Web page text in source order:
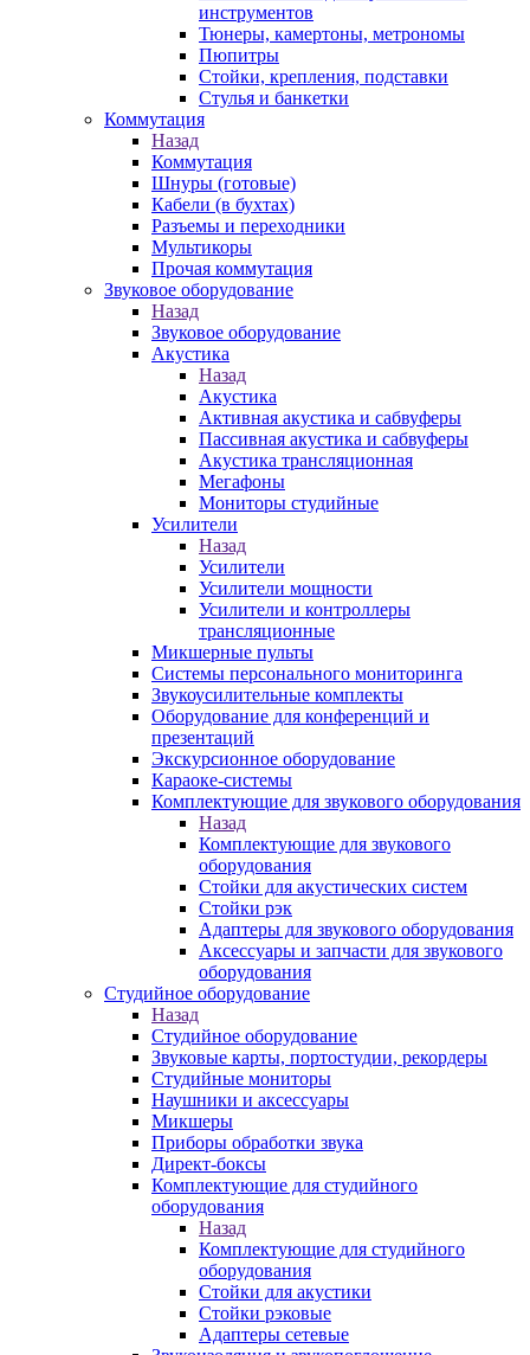
инструментов
Тюнеры, камертоны, метрономы
Пюпитры
Стойки, крепления, подставки
Стулья и банкетки
Коммутация
Назад
Коммутация
Шнуры (готовые)
Кабели (в бухтах)
Разъемы и переходники
Мультикоры
Прочая коммутация
Звуковое оборудование
Назад
Звуковое оборудование
Акустика
Назад
Акустика
Активная акустика и сабвуферы
Пассивная акустика и сабвуферы
Акустика трансляционная
Мегафоны
Мониторы студийные
Усилители
Назад
Усилители
Усилители мощности
Усилители и контроллеры
трансляционные
Микшерные пульты
Системы персонального мониторинга
Звукоусилительные комплекты
Оборудование для конференций и
презентаций
Экскурсионное оборудование
Караоке-системы
Комплектующие для звукового оборудования
Назад
Комплектующие для звукового
оборудования
Стойки для акустических систем
Стойки рэк
Адаптеры для звукового оборудования
Аксессуары и запчасти для звукового
оборудования
Студийное оборудование
Назад
Студийное оборудование
Звуковые карты, портостудии, рекордеры
Студийные мониторы
Наушники и аксессуары
Микшеры
Приборы обработки звука
Директ-боксы
Комплектующие для студийного
оборудования
Назад
Комплектующие для студийного
оборудования
Стойки для акустики
Стойки рэковые
Адаптеры сетевые